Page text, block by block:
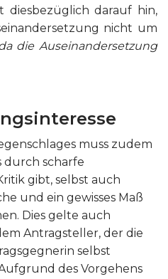
diesbezüglich darauf hin,
nicht um
die Auseinandersetzung
muss zudem
durch scharfe
gibt, selbst auch
und ein gewisses Maß
Dies gelte auch
Antragsteller, der die
selbst
des Vorgehens